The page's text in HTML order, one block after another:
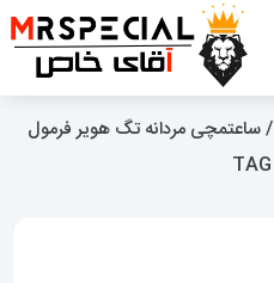
/ ساعتمچی مردانه تگ هویر فرمول